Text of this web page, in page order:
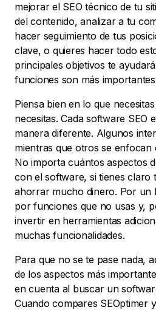
mejorar el SEO técnico de tu
del contenido, analizar a tu
hacer seguimiento de tus
clave, o quieres hacer todo
principales objetivos te
funciones son más
Piensa bien en lo que
necesitas. Cada software SEO
manera diferente. Algunos
mientras que otros se enfocan
No importa cuántos aspectos
con el software, si tienes claro
ahorrar mucho dinero. Por un
por funciones que no usas y,
invertir en herramientas
muchas funcionalidades.
Para que no se te pase nada,
de los aspectos más
en cuenta al buscar un
Cuando compares SEOptimer